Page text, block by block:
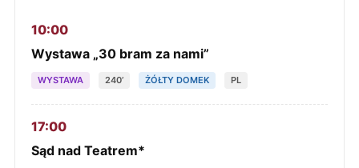
10:00
Wystawa „30 bram za nami”
WYSTAWA 240’ ŻÓŁTY DOMEK PL
17:00
Sąd nad Teatrem*